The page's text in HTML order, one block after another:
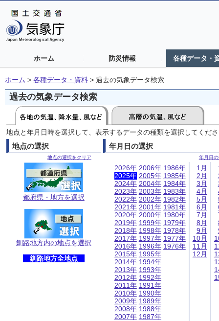
ホーム 防災情報 各種データ・
ホーム > 各種データ・資料 > 過去の気象データ検索
過去の気象データ検索
地点と年月日時を選択して、表示するデータの種類を選択してくだ
地点の選択
地点の選択をクリア
都府県・地方を選択
釧路地方内の地点を選択
釧路地方全地点
年月日の選択
年月日
2026年
2025年
2024年
2023年
2022年
2021年
2020年
2019年
2018年
2017年
2016年
2015年
2014年
2013年
2012年
2011年
2010年
2009年
2008年
2007年
2006年
2005年
2004年
2003年
2002年
2001年
2000年
1999年
1998年
1997年
1996年
1995年
1994年
1993年
1992年
1991年
1990年
1989年
1988年
1987年
1986年
1985年
1984年
1983年
1982年
1981年
1980年
1979年
1978年
1977年
1976年
1月
2月
3月
4月
5月
6月
7月
8月
9月
10月
11月
12月